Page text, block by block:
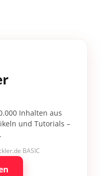
Inhalten aus
und Tutorials –
BASIC